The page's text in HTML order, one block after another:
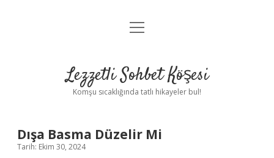
Anasayfa
Yasal Uyarı
menüyü
Lezzetli Sohbet Köşesi
Komşu sıcaklığında tatlı hikayeler bul!
Dışa Basma Düzelir Mi
Tarih: Ekim 30, 2024